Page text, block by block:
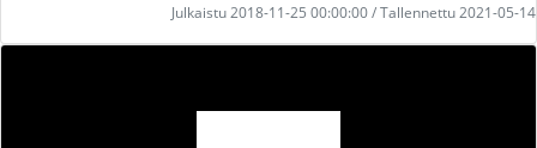
Julkaistu 2018-11-25 00:00:00 / Tallennettu 2021-05-14